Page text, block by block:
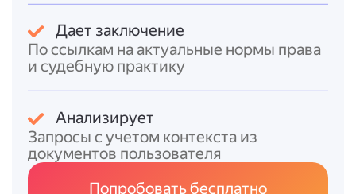
соглашения к трудовым договорам с
работниками в связи с изменением
размера заработной платы;
обеспечить подписание
Контроль за исполнением настоящего
приказа возложить на [ФИО,
должность].
Дает заключение
По ссылкам на актуальные нормы права
и судебную практику
Анализирует
Запросы с учетом контекста из
документов пользователя
Попробовать бесплатно